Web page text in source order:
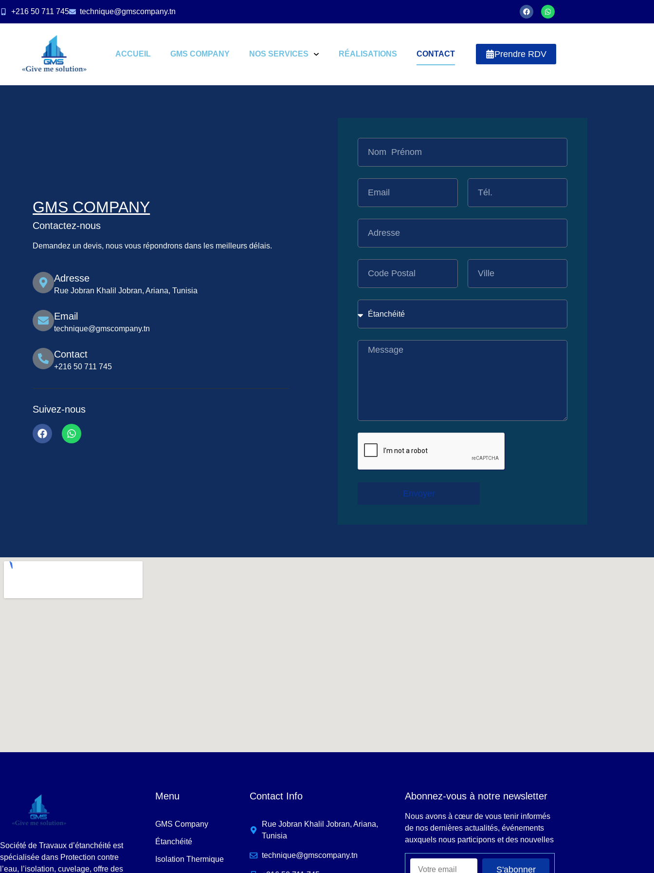
+216 50 711 745 technique@gmscompany.tn
ACCUEIL GMS COMPANY NOS SERVICES RÉALISATIONS CONTACT Prendre RDV
GMS COMPANY
Contactez-nous
Demandez un devis, nous vous répondrons dans les meilleurs délais.
Adresse
Rue Jobran Khalil Jobran, Ariana, Tunisia
Email
technique@gmscompany.tn
Contact
+216 50 711 745
Suivez-nous
Envoyer
Société de Travaux d’étanchéité est
spécialisée dans Protection contre
l’eau, l’isolation, cuvelage, offre des
Menu
GMS Company
Étanchéité
Isolation Thermique
Contact Info
Rue Jobran Khalil Jobran, Ariana,
Tunisia
technique@gmscompany.tn
Abonnez-vous à notre newsletter
Nous avons à cœur de vous tenir informés
de nos dernières actualités, événements
auxquels nous participons et des nouvelles
S'abonner